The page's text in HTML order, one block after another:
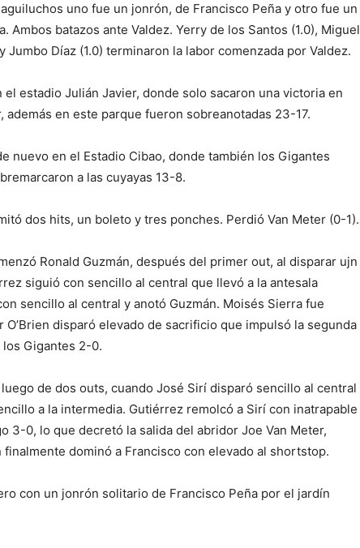
uno fue un jonrón, de Francisco Peña y otro fue un
Ambos batazos ante Valdez. Yerry de los Santos (1.0), Miguel
Jumbo Díaz (1.0) terminaron la labor comenzada por Valdez.
estadio Julián Javier, donde solo sacaron una victoria en
en este parque fueron sobreanotadas 23-17.
nuevo en el Estadio Cibao, donde también los Gigantes
a las cuyayas 13-8.
dos hits, un boleto y tres ponches. Perdió Van Meter (0-1).
Ronald Guzmán, después del primer out, al disparar ujn
siguió con sencillo al central que llevó a la antesala
sencillo al central y anotó Guzmán. Moisés Sierra fue
disparó elevado de sacrificio que impulsó la segunda
Gigantes 2-0.
de dos outs, cuando José Sirí disparó sencillo al central
a la intermedia. Gutiérrez remolcó a Sirí con inatrapable
3-0, lo que decretó la salida del abridor Joe Van Meter,
dominó a Francisco con elevado al shortstop.
con un jonrón solitario de Francisco Peña por el jardín